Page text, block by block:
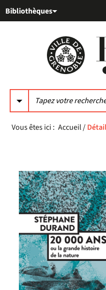
au
auBibliothèques
Vous êtes ici : Accueil/